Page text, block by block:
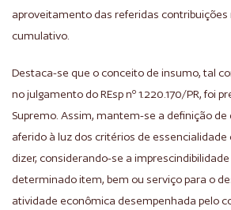
aproveitamento das referidas contribuições
cumulativo.
Destaca-se que o conceito de insumo, tal
no julgamento do REsp nº 1.220.170/PR, foi
Supremo. Assim, mantem-se a definição
aferido à luz dos critérios de essencialidade
dizer, considerando-se a
determinado item, bem ou serviço para o
atividade econômica desempenhada pelo